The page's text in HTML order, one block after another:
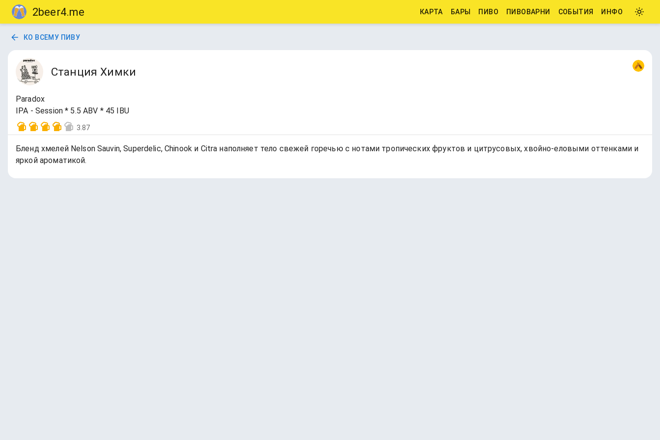
2beer4.me КАРТА БАРЫ ПИВО ПИВОВАРНИ СОБЫТИЯ ИНФО
КО ВСЕМУ ПИВУ
Станция Химки
Paradox
IPA - Session * 5.5 ABV * 45 IBU
3.87
Бленд хмелей Nelson Sauvin, Superdelic, Chinook и Citra наполняет тело свежей горечью с нотами тропических фруктов и цитрусовых, хвойно-еловыми оттенками и
яркой ароматикой.